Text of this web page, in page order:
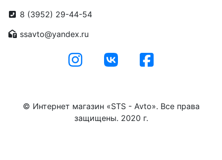
8 (3952) 29-44-54
ssavto@yandex.ru
© Интернет магазин «STS - Avto». Все права
защищены. 2020 г.